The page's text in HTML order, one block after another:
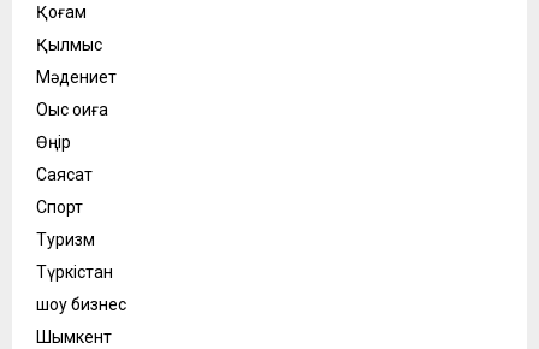
Қоғам
Қылмыс
Мәдениет
Оқыс оқиға
Өңір
Саясат
Спорт
Туризм
Түркістан
шоу бизнес
Шымкент